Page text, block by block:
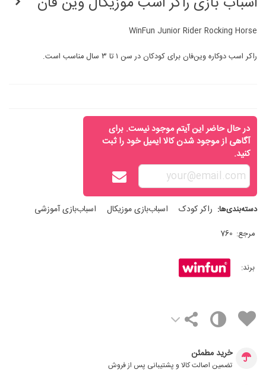
WinFun Junior Rider Rocking Horse
راکر اسب دوکاره وین‌فان برای کودکان در سن ۱ تا ۳ سال مناسب است.
در حال حاضر این آیتم موجود نیست. برای
آگاهی از موجود شدن کالا ایمیل خود را ثبت
کنید.
دسته‌بندی‌ها: راکر کودک اسباب‌بازی موزیکال اسباب‌بازی آموزشی
مرجع: 760
برند:
خرید مطمئن
تضمین اصالت کالا و پشتیبانی پس از فروش